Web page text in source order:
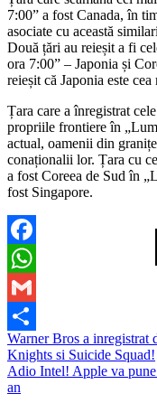
7:00” a fost Canada, în
asociate cu această
Două țări au reieșit a fi
ora 7:00” – Japonia și
reieșit că Japonia este
Țara care a înregistrat
propriile frontiere în
actual, oamenii din
conaționalii lor. Țara cu
a fost Coreea de Sud în
fost Singapore.
Facebook
WhatsApp
Gmail
Partajează
Navigare
în
articole
Warner Bros a inregistrat
Knights si Suicide Squad!
Adio Intel! Apple va
an